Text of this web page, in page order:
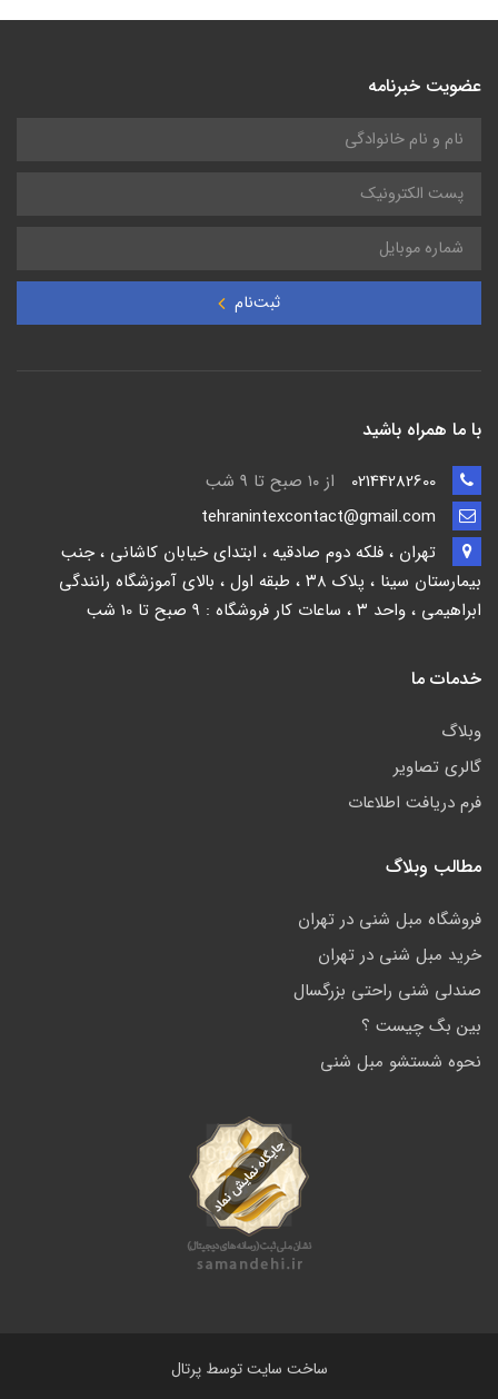
عضویت خبرنامه
ثبت‌نام
با ما همراه باشید
از ۱۰ صبح تا 9 شب
تهران ، فلکه دوم صادقیه ، ابتدای خیابان کاشانی ، جنب
بیمارستان سینا ، پلاک ۳۸ ، طبقه اول ، بالای آموزشگاه رانندگی
ابراهیمی ، واحد ۳ ، ساعات کار فروشگاه : 9 صبح تا 10 شب
خدمات ما
وبلاگ
گالری تصاویر
فرم دریافت اطلاعات
مطالب وبلاگ
فروشگاه مبل شنی در تهران
خرید مبل شنی در تهران
صندلی شنی راحتی بزرگسال
بین بگ چیست ؟
نحوه شستشو مبل شنی
ساخت سایت توسطپرتال